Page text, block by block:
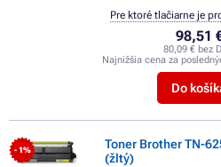
98,51
80,09 € bez
Najnižšia cena za
Do
Pre ktoré tlačiarne je
- 1%
Toner Brother TN-
(žltý)